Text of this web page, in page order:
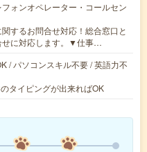
ォンオペレーター・コールセン
するお問合せ対応！総合窓口と
せに対応します。▼仕事…
/ パソコンスキル不要 / 英語力不
タイピングが出来ればOK